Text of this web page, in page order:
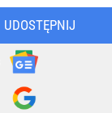
UDOSTĘPNIJ